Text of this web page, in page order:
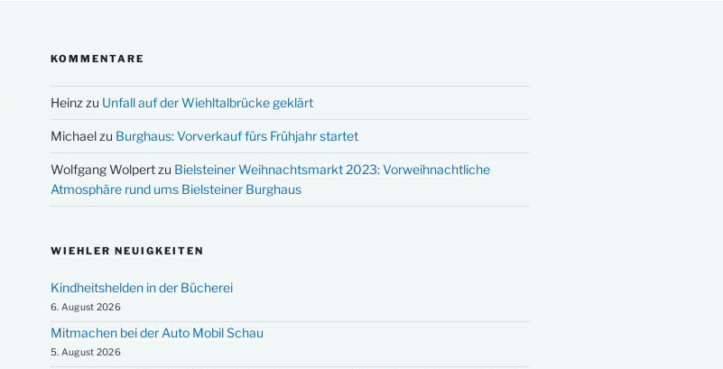
KOMMENTARE
Heinz zu Unfall auf der Wiehltalbrücke geklärt
Michaelzu Burghaus: Vorverkauf fürs Frühjahr startet
Wolfgang Wolpertzu Bielsteiner Weihnachtsmarkt 2023: Vorweihnachtliche
Atmosphäre rund ums Bielsteiner Burghaus
WIEHLER NEUIGKEITEN
Kindheitshelden in der Bücherei
6. August 2026
Mitmachen bei der Auto Mobil Schau
5. August 2026